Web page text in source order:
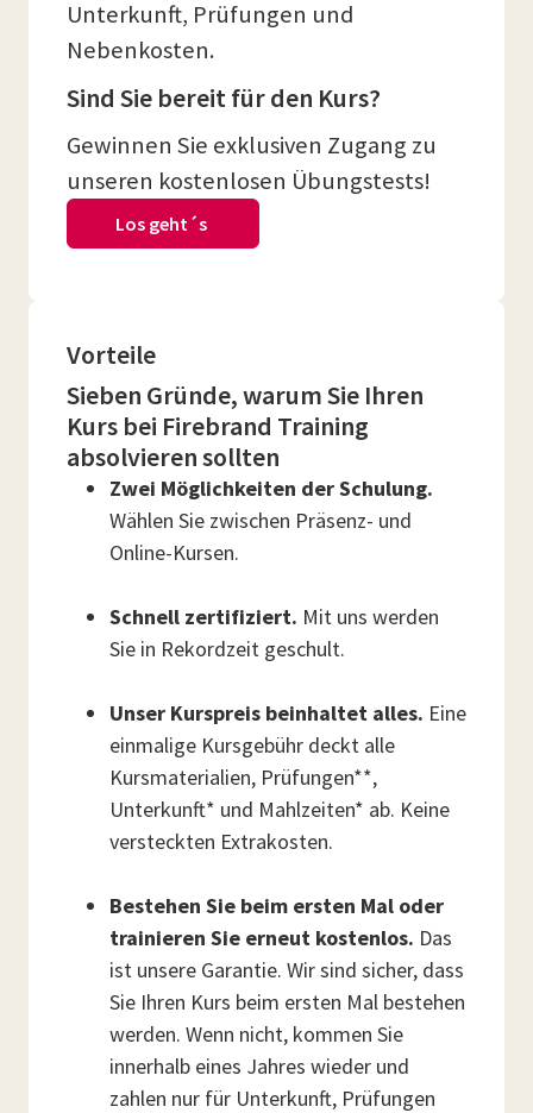
Unterkunft, Prüfungen und
Nebenkosten.
Sind Sie bereit für den Kurs?
Gewinnen Sie exklusiven Zugang zu
unseren kostenlosen Übungstests!
Los geht´s
Vorteile
Sieben Gründe, warum Sie Ihren
Kurs bei Firebrand Training
absolvieren sollten
Zwei Möglichkeiten der Schulung.
Wählen Sie zwischen Präsenz- und
Online-Kursen.
Schnell zertifiziert. Mit uns werden
Sie in Rekordzeit geschult.
Unser Kurspreis beinhaltet alles. Eine
einmalige Kursgebühr deckt alle
Kursmaterialien, Prüfungen**,
Unterkunft* und Mahlzeiten* ab. Keine
versteckten Extrakosten.
Bestehen Sie beim ersten Mal oder
trainieren Sie erneut kostenlos. Das
ist unsere Garantie. Wir sind sicher, dass
Sie Ihren Kurs beim ersten Mal bestehen
werden. Wenn nicht, kommen Sie
innerhalb eines Jahres wieder und
zahlen nur für Unterkunft, Prüfungen